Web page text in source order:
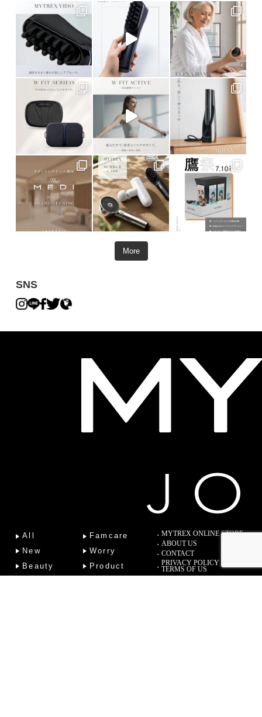
More
SNS
All
New
Beauty
Famcare
Worry
Product
MYTREX ONLINE STORE
ABOUT US
CONTACT
PRIVACY POLICY
TERMS OF US